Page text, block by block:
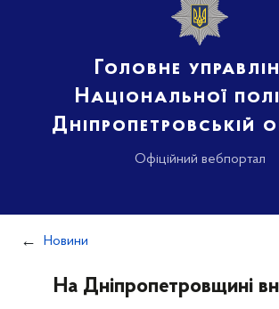
Головне
Національної
Дніпропетровській
Офіційний вебпортал
Новини
На Дніпропетровщині